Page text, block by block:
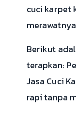
cuci karpet
Berikut
terapkan:
Jasa Cuci
rapi tanpa